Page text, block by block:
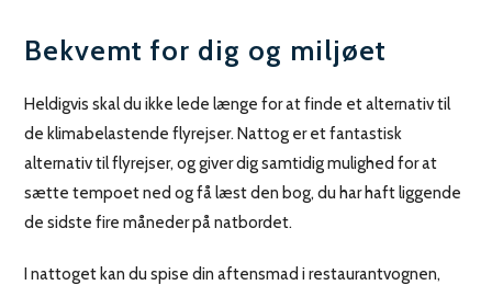
Bekvemt for dig og miljøet
Heldigvis skal du ikke lede længe for at finde et alternativ til
de klimabelastende flyrejser. Nattog er et fantastisk
alternativ til flyrejser, og giver dig samtidig mulighed for at
sætte tempoet ned og få læst den bog, du har haft liggende
de sidste fire måneder på natbordet.
I nattoget kan du spise din aftensmad i restaurantvognen,